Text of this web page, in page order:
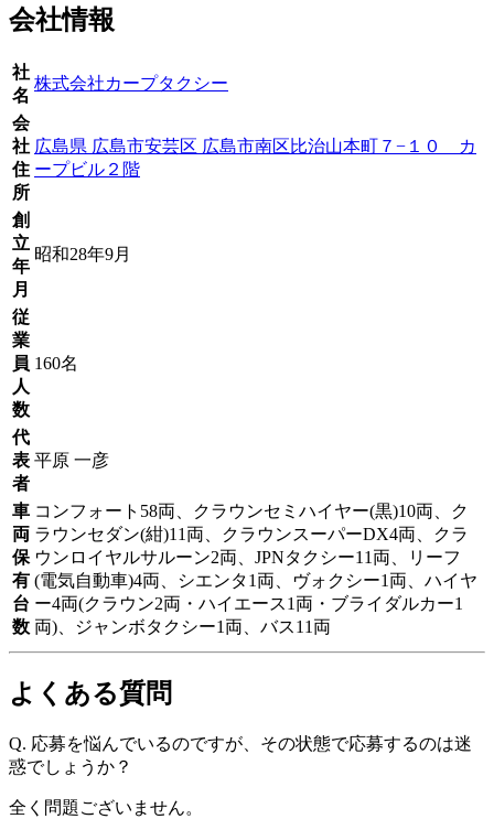
会社情報
社
名
株式会社カープタクシー
会
社
住
所
広島県 広島市安芸区 広島市南区比治山本町７−１０ カ
ープビル２階
創
立
年
月
昭和28年9月
従
業
員
人
数
160名
代
表
者
平原 一彦
車
両
保
有
台
数
コンフォート58両、クラウンセミハイヤー(黒)10両、ク
ラウンセダン(紺)11両、クラウンスーパーDX4両、クラ
ウンロイヤルサルーン2両、JPNタクシー11両、リーフ
(電気自動車)4両、シエンタ1両、ヴォクシー1両、ハイヤ
ー4両(クラウン2両・ハイエース1両・ブライダルカー1
両)、ジャンボタクシー1両、バス11両
よくある質問
Q. 応募を悩んでいるのですが、その状態で応募するのは迷
惑でしょうか？
全く問題ございません。